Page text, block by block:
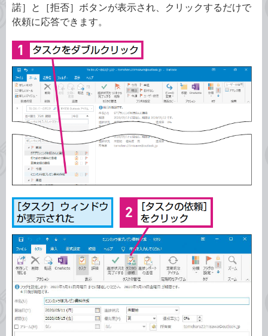
諾］と［拒否］ボタンが表示され、クリックするだけで
依頼に応答できます。